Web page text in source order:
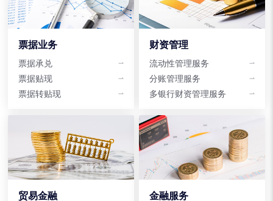
票据业务
票据承兑
票据贴现
票据转贴现
财资管理
流动性管理服务
分账管理服务
多银行财资管理服务
贸易金融 金融服务